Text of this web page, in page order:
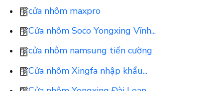
cửa nhôm maxpro
Cửa nhôm Soco Yongxing Vĩnh...
cửa nhôm namsung tiến cường
Cửa nhôm Xingfa nhập khẩu...